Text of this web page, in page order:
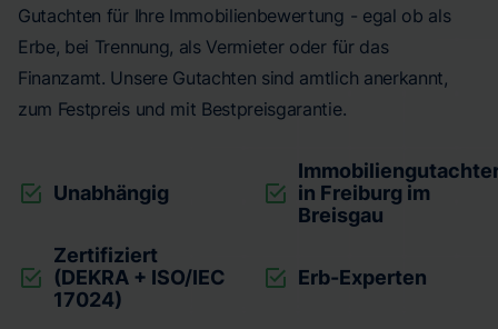
Gutachten für Ihre Immobilienbewertung - egal ob als
Erbe, bei Trennung, als Vermieter oder für das
Finanzamt. Unsere Gutachten sind amtlich anerkannt,
zum Festpreis und mit Bestpreisgarantie.
Unabhängig
in Freiburg im
Breisgau
Zertifiziert
(DEKRA + ISO/IEC
17024)
Erb-Experten